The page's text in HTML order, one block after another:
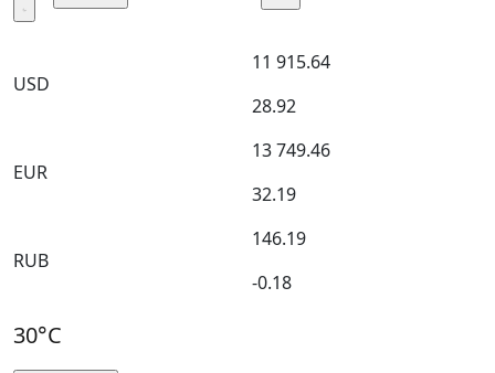
USD
11 915.64
28.92
EUR
13 749.46
32.19
RUB
146.19
-0.18
30°C